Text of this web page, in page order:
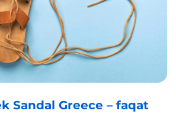
Sandal Greece – faqat